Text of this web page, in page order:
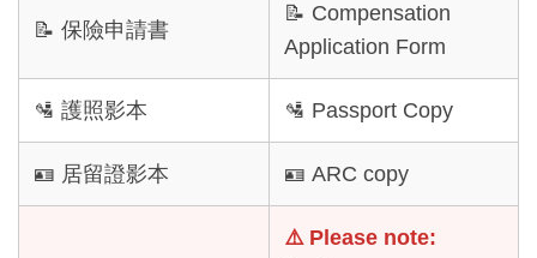
啟用校務信箱 Shih Chien E-mail
境外生華語通過B1申請
📝 保險申請書
📝 Compensation
Application Form
🛂 護照影本 🛂 Passport Copy
🪪 居留證影本 🪪 ARC copy
⚠️ Please note: